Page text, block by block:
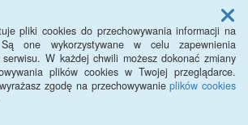
pliki cookies do przechowywania informacji na
one wykorzystywane w celu zapewnienia
serwisu. W każdej chwili możesz dokonać zmiany
plików cookies w Twojej przeglądarce.
zgodę na przechowywanieplików cookies
Menu
Miejski